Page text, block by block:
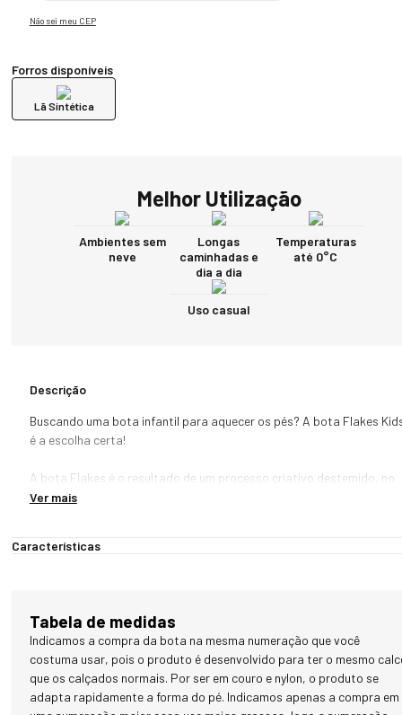
Não sei meu CEP
Forros disponíveis
Lã Sintética
Melhor Utilização
Ambientes sem
neve
Longas
caminhadas e
dia a dia
Temperaturas
até 0°C
Uso casual
Descrição
Buscando uma bota infantil para aquecer os pés? A bota Flakes
é a escolha certa!
A bota Flakes é o resultado de um processo criativo destemido, no
qual desafiamos nós mesmos a pensar e se? Em vez de apresentar
durante o dia todo e dois estilos distintos, nasceu a bota Flakes. O
primeiros passos. Para deixar o produto com um visual ainda mais
único e despojado, adicionamos um cordão bicolor funcional no
Por meio deste cordão, você poderá regular a pressão do cano,
proporcionando uma dose extra de proteção térmica e é claro, de
mais conforto. Mas, como todo bom calçado de inverno, não
Ver mais
Características
Tabela de medidas
Indicamos a compra da bota na mesma numeração que você
costuma usar, pois o produto é desenvolvido para ter o mesmo
que os calçados normais. Por ser em couro e nylon, o produto se
adapta rapidamente a forma do pé. Indicamos apenas a compra em